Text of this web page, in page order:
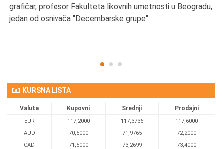
grafičar, profesor Fakulteta likovnih umetnosti u Beogradu,
jedan od osnivača "Decembarske grupe".
KURSNA LISTA
Valuta Kupovni Srednji Prodajni
EUR 117,2000 117,3736
117,6000
AUD
70,5000 71,9765
72,2000
CAD
71,5000 73,2699 73,4000